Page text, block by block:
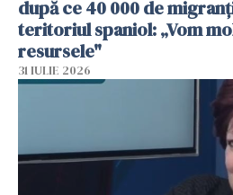
după ce 40 000 de
teritoriul spaniol: „Vom
resursele"
31 IULIE 2026